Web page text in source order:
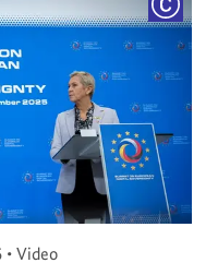
am:
• Video